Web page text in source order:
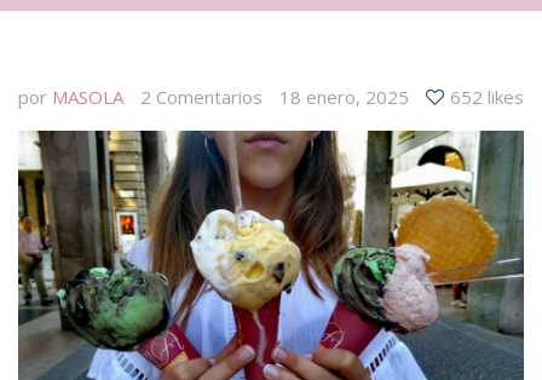
por MASOLA 2 Comentarios 18 enero, 2025 652 likes